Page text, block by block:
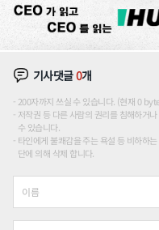
기사댓글0개
200자까지 쓰실 수 있습니다. (현재 0
저작권 등 다른 사람의 권리를 침해하거
수 있습니다.
타인에게 불쾌감을 주는 욕설 등 비하하
단에 의해 삭제 합니다.